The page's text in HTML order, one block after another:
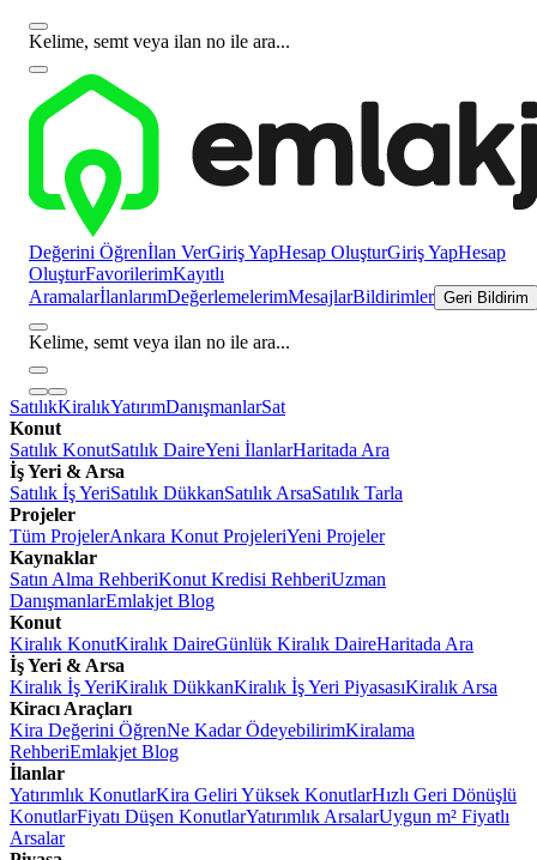
Kelime, semt veya ilan no ile ara...
Değerini Öğrenİlan VerGiriş YapHesap OluşturGiriş YapHesap
OluşturFavorilerimKayıtlı
AramalarİlanlarımDeğerlemelerimMesajlarBildirimler Geri Bildirim
Kelime, semt veya ilan no ile ara...
SatılıkKiralıkYatırımDanışmanlarSat
Konut
Satılık KonutSatılık DaireYeni İlanlarHaritada Ara
İş Yeri & Arsa
Satılık İş YeriSatılık DükkanSatılık ArsaSatılık Tarla
Projeler
Tüm ProjelerAnkara Konut ProjeleriYeni Projeler
Kaynaklar
Satın Alma RehberiKonut Kredisi RehberiUzman
DanışmanlarEmlakjet Blog
Konut
Kiralık KonutKiralık DaireGünlük Kiralık DaireHaritada Ara
İş Yeri & Arsa
Kiralık İş YeriKiralık DükkanKiralık İş Yeri PiyasasıKiralık Arsa
Kiracı Araçları
Kira Değerini ÖğrenNe Kadar ÖdeyebilirimKiralama
RehberiEmlakjet Blog
İlanlar
Yatırımlık KonutlarKira Geliri Yüksek KonutlarHızlı Geri Dönüşlü
KonutlarFiyatı Düşen KonutlarYatırımlık ArsalarUygun m² Fiyatlı
Arsalar